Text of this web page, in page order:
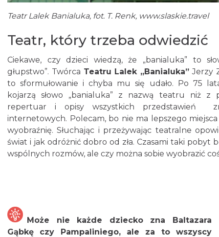
Teatr Lalek Banialuka, fot. T. Renk, www.slaskie.travel
Teatr, który trzeba odwiedzić
Ciekawe, czy dzieci wiedzą, że „banialuka” to
głupstwo”. Twórca Teatru Lalek „Banialuka” Jerzy
to sformułowanie i chyba mu się udało. Po 75
kojarzą słowo „banialuka” z nazwą teatru niż z
repertuar i opisy wszystkich przedstawień
internetowych. Polecam, bo nie ma lepszego
wyobraźnię. Słuchając i przeżywając teatralne
świat i jak odróżnić dobro od zła. Czasami taki pobyt
wspólnych rozmów, ale czy można sobie wyobrazić
Może nie każde dziecko zna Baltazara
Gąbkę czy Pampaliniego, ale za to wszyscy